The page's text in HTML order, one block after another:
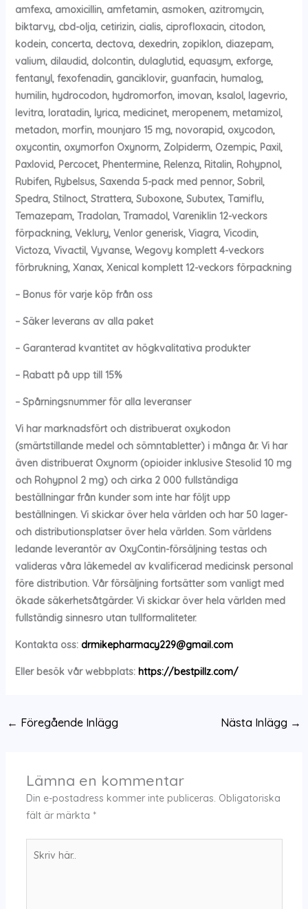
amfexa, amoxicillin, amfetamin, asmoken, azitromycin,
biktarvy, cbd-olja, cetirizin, cialis, ciprofloxacin, citodon,
kodein, concerta, dectova, dexedrin, zopiklon, diazepam,
valium, dilaudid, dolcontin, dulaglutid, equasym, exforge,
fentanyl, fexofenadin, ganciklovir, guanfacin, humalog,
humilin, hydrocodon, hydromorfon, imovan, ksalol, lagevrio,
levitra, loratadin, lyrica, medicinet, meropenem, metamizol,
metadon, morfin, mounjaro 15 mg, novorapid, oxycodon,
oxycontin, oxymorfon Oxynorm, Zolpiderm, Ozempic, Paxil,
Paxlovid, Percocet, Phentermine, Relenza, Ritalin, Rohypnol,
Rubifen, Rybelsus, Saxenda 5-pack med pennor, Sobril,
Spedra, Stilnoct, Strattera, Suboxone, Subutex, Tamiflu,
Temazepam, Tradolan, Tramadol, Vareniklin 12-veckors
förpackning, Veklury, Venlor generisk, Viagra, Vicodin,
Victoza, Vivactil, Vyvanse, Wegovy komplett 4-veckors
förbrukning, Xanax, Xenical komplett 12-veckors förpackning
– Bonus för varje köp från oss
– Säker leverans av alla paket
– Garanterad kvantitet av högkvalitativa produkter
– Rabatt på upp till 15%
– Spårningsnummer för alla leveranser
Vi har marknadsfört och distribuerat oxykodon
(smärtstillande medel och sömntabletter) i många år. Vi har
även distribuerat Oxynorm (opioider inklusive Stesolid 10 mg
och Rohypnol 2 mg) och cirka 2 000 fullständiga
beställningar från kunder som inte har följt upp
beställningen. Vi skickar över hela världen och har 50 lager-
och distributionsplatser över hela världen. Som världens
ledande leverantör av OxyContin-försäljning testas och
valideras våra läkemedel av kvalificerad medicinsk personal
före distribution. Vår försäljning fortsätter som vanligt med
ökade säkerhetsåtgärder. Vi skickar över hela världen med
fullständig sinnesro utan tullformaliteter.
Kontakta oss: drmikepharmacy229@gmail.com
Eller besök vår webbplats: https://bestpillz.com/
← Föregående Inlägg Nästa Inlägg →
Lämna en kommentar
Din e-postadress kommer inte publiceras. Obligatoriska
fält är märkta *